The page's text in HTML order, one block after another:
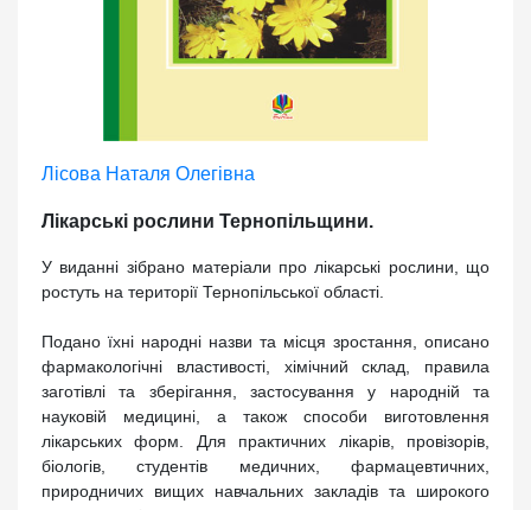
Лісова Наталя Олегівна
Лікарські рослини Тернопільщини.
У виданні зібрано матеріали про лікарські рослини, що
ростуть на території Тернопільської області.
Подано їхні народні назви та місця зростання, описано
фармакологічні властивості, хімічний склад, правила
заготівлі та зберігання, застосування у народній та
науковій медицині, а також способи виготовлення
лікарських форм. Для практичних лікарів, провізорів,
біологів, студентів медичних, фармацевтичних,
природничих вищих навчальних закладів та широкого